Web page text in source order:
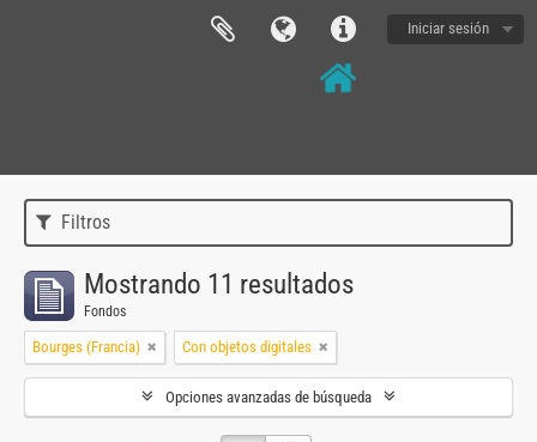
Iniciar sesión
Filtros
Mostrando 11 resultados
Fondos
Bourges (Francia) Con objetos digitales
Opciones avanzadas de búsqueda